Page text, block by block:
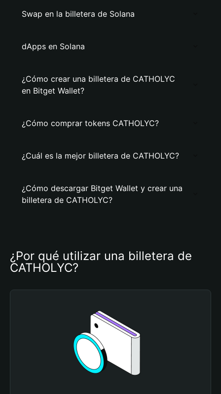
Swap en la billetera de Solana
dApps en Solana
¿Cómo crear una billetera de CATHOLYC
en Bitget Wallet?
¿Cómo comprar tokens CATHOLYC?
¿Cuál es la mejor billetera de CATHOLYC?
¿Cómo descargar Bitget Wallet y crear una
billetera de CATHOLYC?
¿Por qué utilizar una billetera de
CATHOLYC?